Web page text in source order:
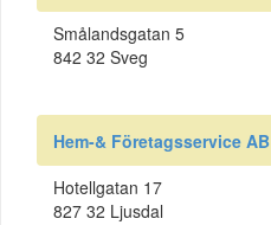
Smålandsgatan 5
842 32 Sveg
Hem-& Företagsservice AB
Hotellgatan 17
827 32 Ljusdal